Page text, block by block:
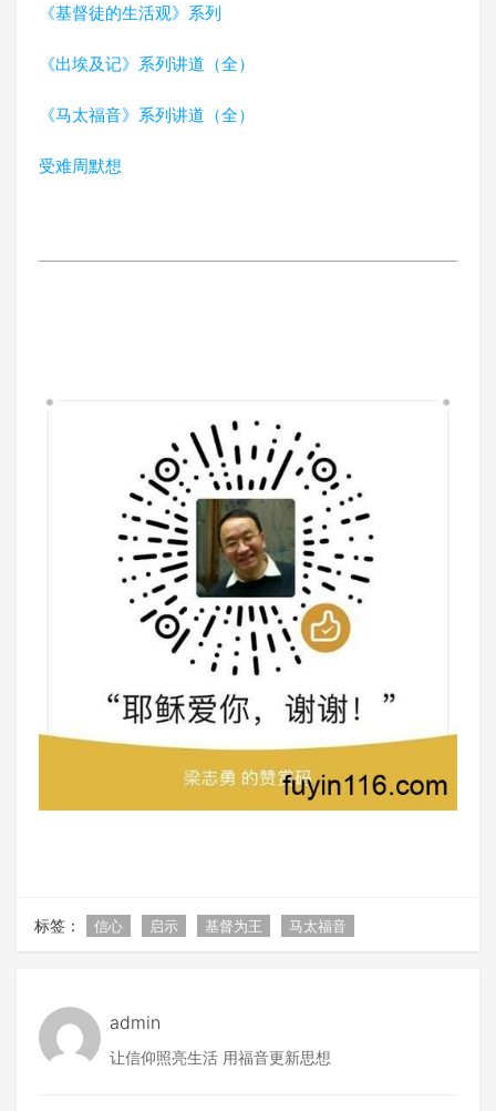
《基督徒的生活观》系列
《出埃及记》系列讲道（全）
《马太福音》系列讲道（全）
受难周默想
标签： 信心 启示 基督为王 马太福音
admin
让信仰照亮生活 用福音更新思想